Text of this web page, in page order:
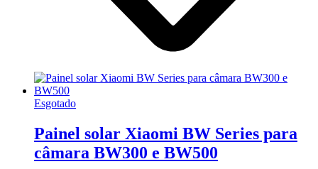
Esgotado
Painel solar Xiaomi BW Series para
câmara BW300 e BW500